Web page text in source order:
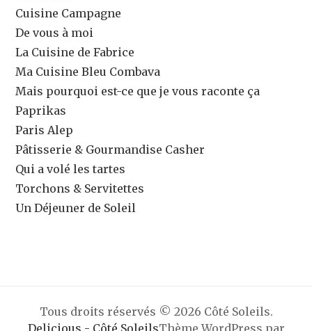
Cuisine Campagne
De vous à moi
La Cuisine de Fabrice
Ma Cuisine Bleu Combava
Mais pourquoi est-ce que je vous raconte ça
Paprikas
Paris Alep
Pâtisserie & Gourmandise Casher
Qui a volé les tartes
Torchons & Servitettes
Un Déjeuner de Soleil
Tous droits réservés © 2026 Côté Soleils.